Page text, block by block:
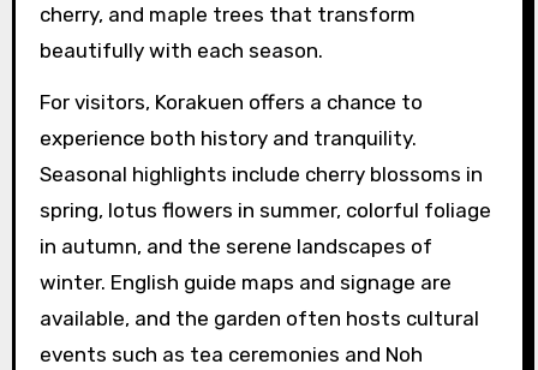
cherry, and maple trees that transform
beautifully with each season.
For visitors, Korakuen offers a chance to
experience both history and tranquility.
Seasonal highlights include cherry blossoms in
spring, lotus flowers in summer, colorful foliage
in autumn, and the serene landscapes of
winter. English guide maps and signage are
available, and the garden often hosts cultural
events such as tea ceremonies and Noh